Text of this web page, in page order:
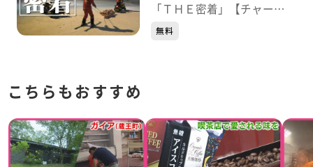
トロール隊に密着」
「ＴＨＥ密着」【チャー
ジ！】
無料
こちらもおすすめ